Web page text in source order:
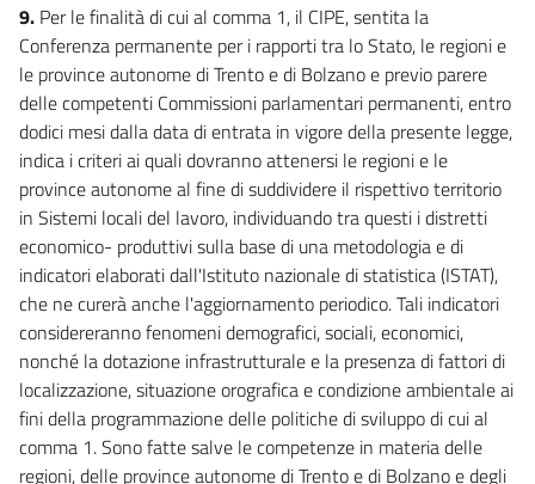
9. Per le finalità di cui al comma 1, il CIPE, sentita la
Conferenza permanente per i rapporti tra lo Stato, le regioni e
le province autonome di Trento e di Bolzano e previo parere
delle competenti Commissioni parlamentari permanenti, entro
dodici mesi dalla data di entrata in vigore della presente legge,
indica i criteri ai quali dovranno attenersi le regioni e le
province autonome al fine di suddividere il rispettivo territorio
in Sistemi locali del lavoro, individuando tra questi i distretti
economico- produttivi sulla base di una metodologia e di
indicatori elaborati dall'Istituto nazionale di statistica (ISTAT),
che ne curerà anche l'aggiornamento periodico. Tali indicatori
considereranno fenomeni demografici, sociali, economici,
nonché la dotazione infrastrutturale e la presenza di fattori di
localizzazione, situazione orografica e condizione ambientale ai
fini della programmazione delle politiche di sviluppo di cui al
comma 1. Sono fatte salve le competenze in materia delle
regioni, delle province autonome di Trento e di Bolzano e degli